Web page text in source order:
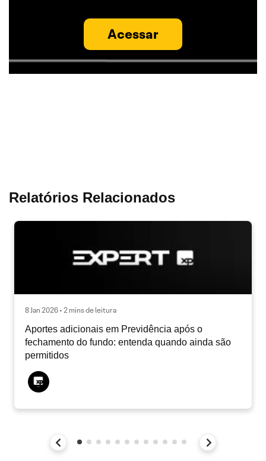
Acessar
Relatórios Relacionados
8 Jan 2026 • 2 mins de leitura
Aportes adicionais em Previdência após o
fechamento do fundo: entenda quando ainda são
permitidos